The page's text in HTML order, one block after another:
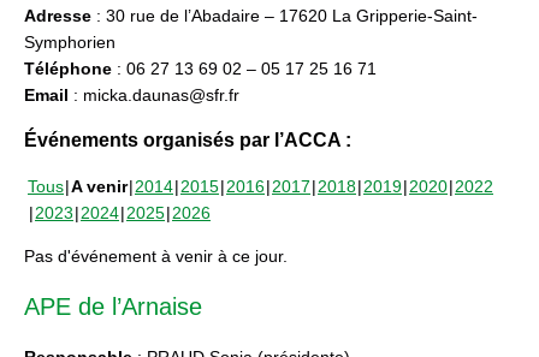
Adresse : 30 rue de l’Abadaire – 17620 La Gripperie-Saint-
Symphorien
Téléphone : 06 27 13 69 02 – 05 17 25 16 71
Email : micka.daunas@sfr.fr
Événements organisés par l’ACCA :
Tous A venir 2014 2015 2016 2017 2018 2019 2020 2022
2023 2024 2025 2026
Pas d'événement à venir à ce jour.
APE de l’Arnaise